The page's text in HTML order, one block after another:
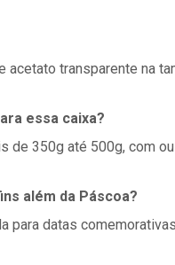
acetato transparente na
essa caixa?
de 350g até 500g, com
além da Páscoa?
para datas